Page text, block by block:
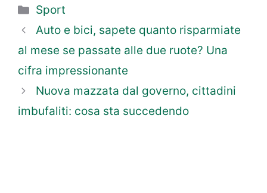
Categorie
Sport
Auto e bici, sapete quanto risparmiate
al mese se passate alle due ruote? Una
cifra impressionante
Nuova mazzata dal governo, cittadini
imbufaliti: cosa sta succedendo